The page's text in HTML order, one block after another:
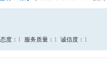
度： 1 服务质量： 1 诚信度： 1